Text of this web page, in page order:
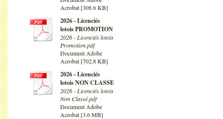
Acrobat [308.6 KB]
2026 - Licenciés
lotois PROMOTION
2026 - Licenciés lotois
Promotion.pdf
Document Adobe
Acrobat [702.8 KB]
2026 - Licenciés
lotois NON CLASSE
2026 - Licenciés lotois
Non Classé.pdf
Document Adobe
Acrobat [3.6 MB]